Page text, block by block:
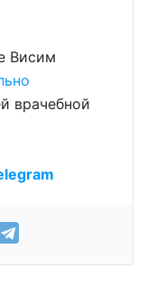
Висим
врачебной